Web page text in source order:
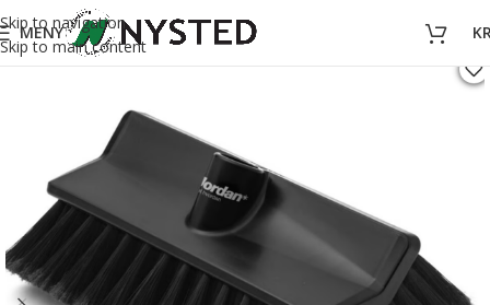
Skip to navigation
Skip to main content
MENY